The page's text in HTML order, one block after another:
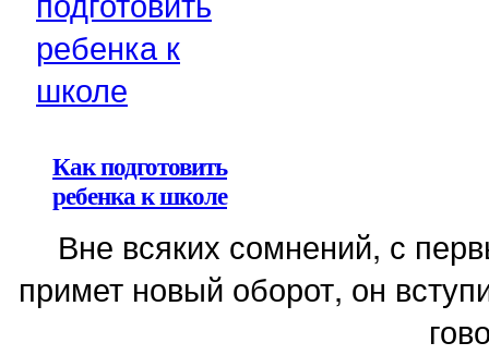
Как подготовить
ребенка к школе
Вне всяких сомнений, с
примет новый оборот, он